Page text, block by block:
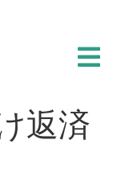
返済
閉じる